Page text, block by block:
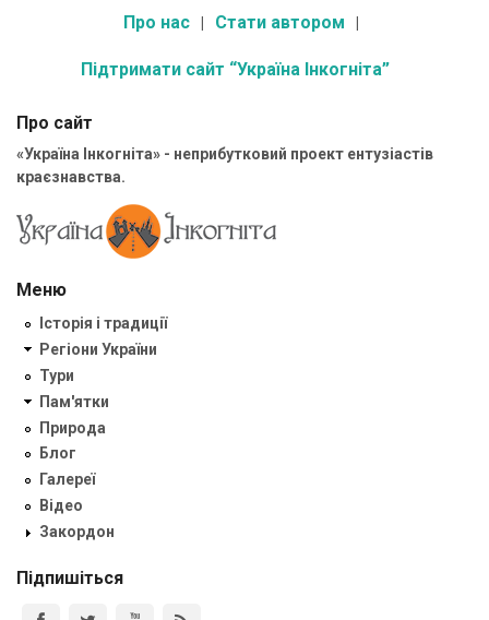
Про нас Стати автором
Підтримати сайт “Україна Інкогніта”
Про сайт
«Україна Інкогніта» - неприбутковий проект ентузіастів
краєзнавства.
Меню
Історія і традиції
Регіони України
Тури
Пам'ятки
Природа
Блог
Галереї
Відео
Закордон
Підпишіться